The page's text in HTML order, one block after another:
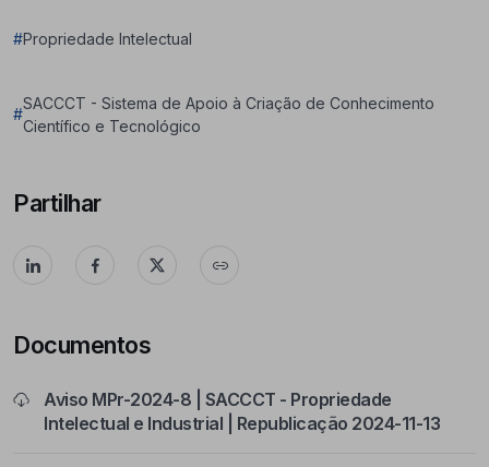
#Propriedade Intelectual
#
SACCCT - Sistema de Apoio à Criação de Conhecimento
Científico e Tecnológico
Partilhar
Documentos
Aviso MPr-2024-8 | SACCCT - Propriedade
Intelectual e Industrial | Republicação 2024-11-13